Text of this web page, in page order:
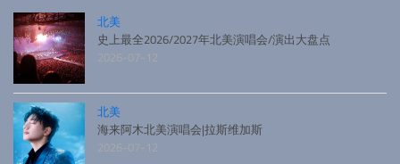
北美
史上最全2026/2027年北美演唱会/演出大盘点
2026-07-12
北美
海来阿木北美演唱会|拉斯维加斯
2026-07-12